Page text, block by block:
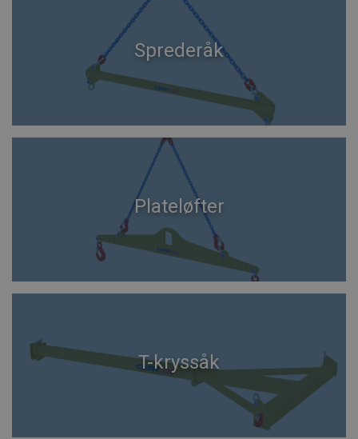
Sprederåk
Plateløfter
T-kryssåk